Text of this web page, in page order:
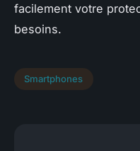
facilement votre
besoins.
Smartphones